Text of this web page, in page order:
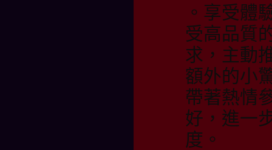
。享受體
受高品質
求，主動
額外的小
帶著熱情
好，進一
度。